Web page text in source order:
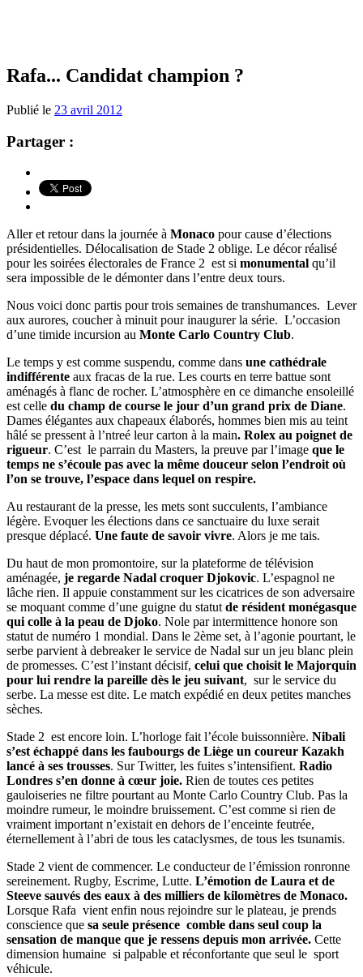
Rafa... Candidat champion ?
Publié le 23 avril 2012
Partager :
Aller et retour dans la journée à Monaco pour cause d’élections
présidentielles. Délocalisation de Stade 2 oblige. Le décor réalisé
pour les soirées électorales de France 2 est si monumental qu’il
sera impossible de le démonter dans l’entre deux tours.
Nous voici donc partis pour trois semaines de transhumances. Lever
aux aurores, coucher à minuit pour inaugurer la série. L’occasion
d’une timide incursion au Monte Carlo Country Club.
Le temps y est comme suspendu, comme dans une cathédrale
indifférente aux fracas de la rue. Les courts en terre battue sont
aménagés à flanc de rocher. L’atmosphère en ce dimanche ensoleillé
est celle du champ de course le jour d’un grand prix de Diane.
Dames élégantes aux chapeaux élaborés, hommes bien mis au teint
hâlé se pressent à l’ntreé leur carton à la main. Rolex au poignet de
rigueur. C’est le parrain du Masters, la preuve par l’image que le
temps ne s’écoule pas avec la même douceur selon l’endroit où
l’on se trouve, l’espace dans lequel on respire.
Au restaurant de la presse, les mets sont succulents, l’ambiance
légère. Evoquer les élections dans ce sanctuaire du luxe serait
presque déplacé. Une faute de savoir vivre. Alors je me tais.
Du haut de mon promontoire, sur la plateforme de télévision
aménagée, je regarde Nadal croquer Djokovic. L’espagnol ne
lâche rien. Il appuie constamment sur les cicatrices de son adversaire
se moquant comme d’une guigne du statut de résident monégasque
qui colle à la peau de Djoko. Nole par intermittence honore son
statut de numéro 1 mondial. Dans le 2ème set, à l’agonie pourtant, le
serbe parvient à debreaker le service de Nadal sur un jeu blanc plein
de promesses. C’est l’instant décisif, celui que choisit le Majorquin
pour lui rendre la pareille dès le jeu suivant, sur le service du
serbe. La messe est dite. Le match expédié en deux petites manches
sèches.
Stade 2 est encore loin. L’horloge fait l’école buissonnière. Nibali
s’est échappé dans les faubourgs de Liège un coureur Kazakh
lancé à ses trousses. Sur Twitter, les fuites s’intensifient. Radio
Londres s’en donne à cœur joie. Rien de toutes ces petites
gauloiseries ne filtre pourtant au Monte Carlo Country Club. Pas la
moindre rumeur, le moindre bruissement. C’est comme si rien de
vraiment important n’existait en dehors de l’enceinte feutrée,
éternellement à l’abri de tous les cataclysmes, de tous les tsunamis.
Stade 2 vient de commencer. Le conducteur de l’émission ronronne
sereinement. Rugby, Escrime, Lutte. L’émotion de Laura et de
Steeve sauvés des eaux à des milliers de kilomètres de Monaco.
Lorsque Rafa vient enfin nous rejoindre sur le plateau, je prends
conscience que sa seule présence comble dans seul coup la
sensation de manque que je ressens depuis mon arrivée. Cette
dimension humaine si palpable et réconfortante que seul le sport
véhicule.